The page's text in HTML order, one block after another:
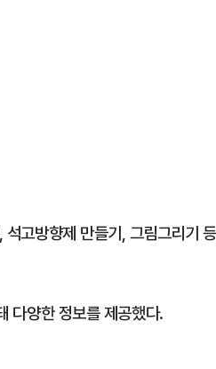
고방향제 만들기, 그림그리기
다양한 정보를 제공했다.